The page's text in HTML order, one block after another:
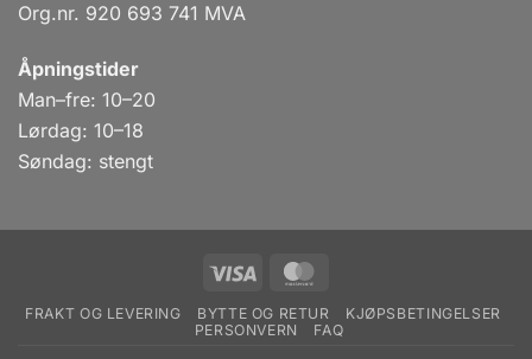
Org.nr. 920 693 741 MVA
Åpningstider
Man–fre: 10–20
Lørdag: 10–18
Søndag: stengt
Visa
FRAKT OG LEVERING BYTTE OG RETUR
KJØPSBETINGELSER
PERSONVERN
FAQ